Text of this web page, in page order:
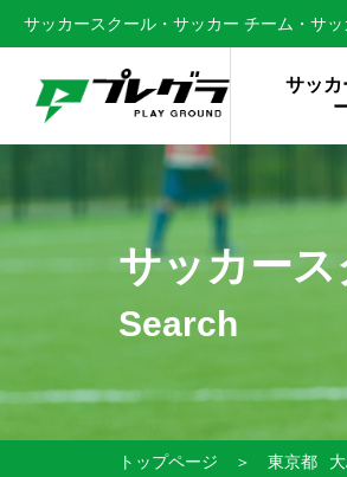
サッカースクール・サッカー チーム・サ
サッカ
サッカー
Search
トップページ ＞ 東京都